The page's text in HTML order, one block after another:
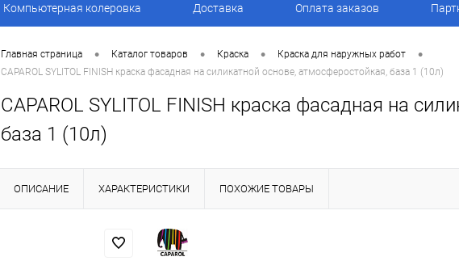
Компьютерная колеровка Доставка Оплата заказов
Главная страница • Каталог товаров • Краска • Краска для наружных работ •
CAPAROL SYLITOL FINISH краска фасадная на силикатной основе, атмосферостойкая, база 1 (10л)
CAPAROL SYLITOL FINISH краска фасадная на
база 1 (10л)
ОПИСАНИЕ ХАРАКТЕРИСТИКИ ПОХОЖИЕ ТОВАРЫ